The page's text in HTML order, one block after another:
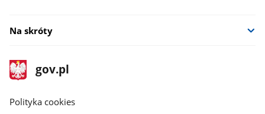
Na skróty
stopka
gov.pl
Strona
gov.pl
gov.pl
Polityka cookies